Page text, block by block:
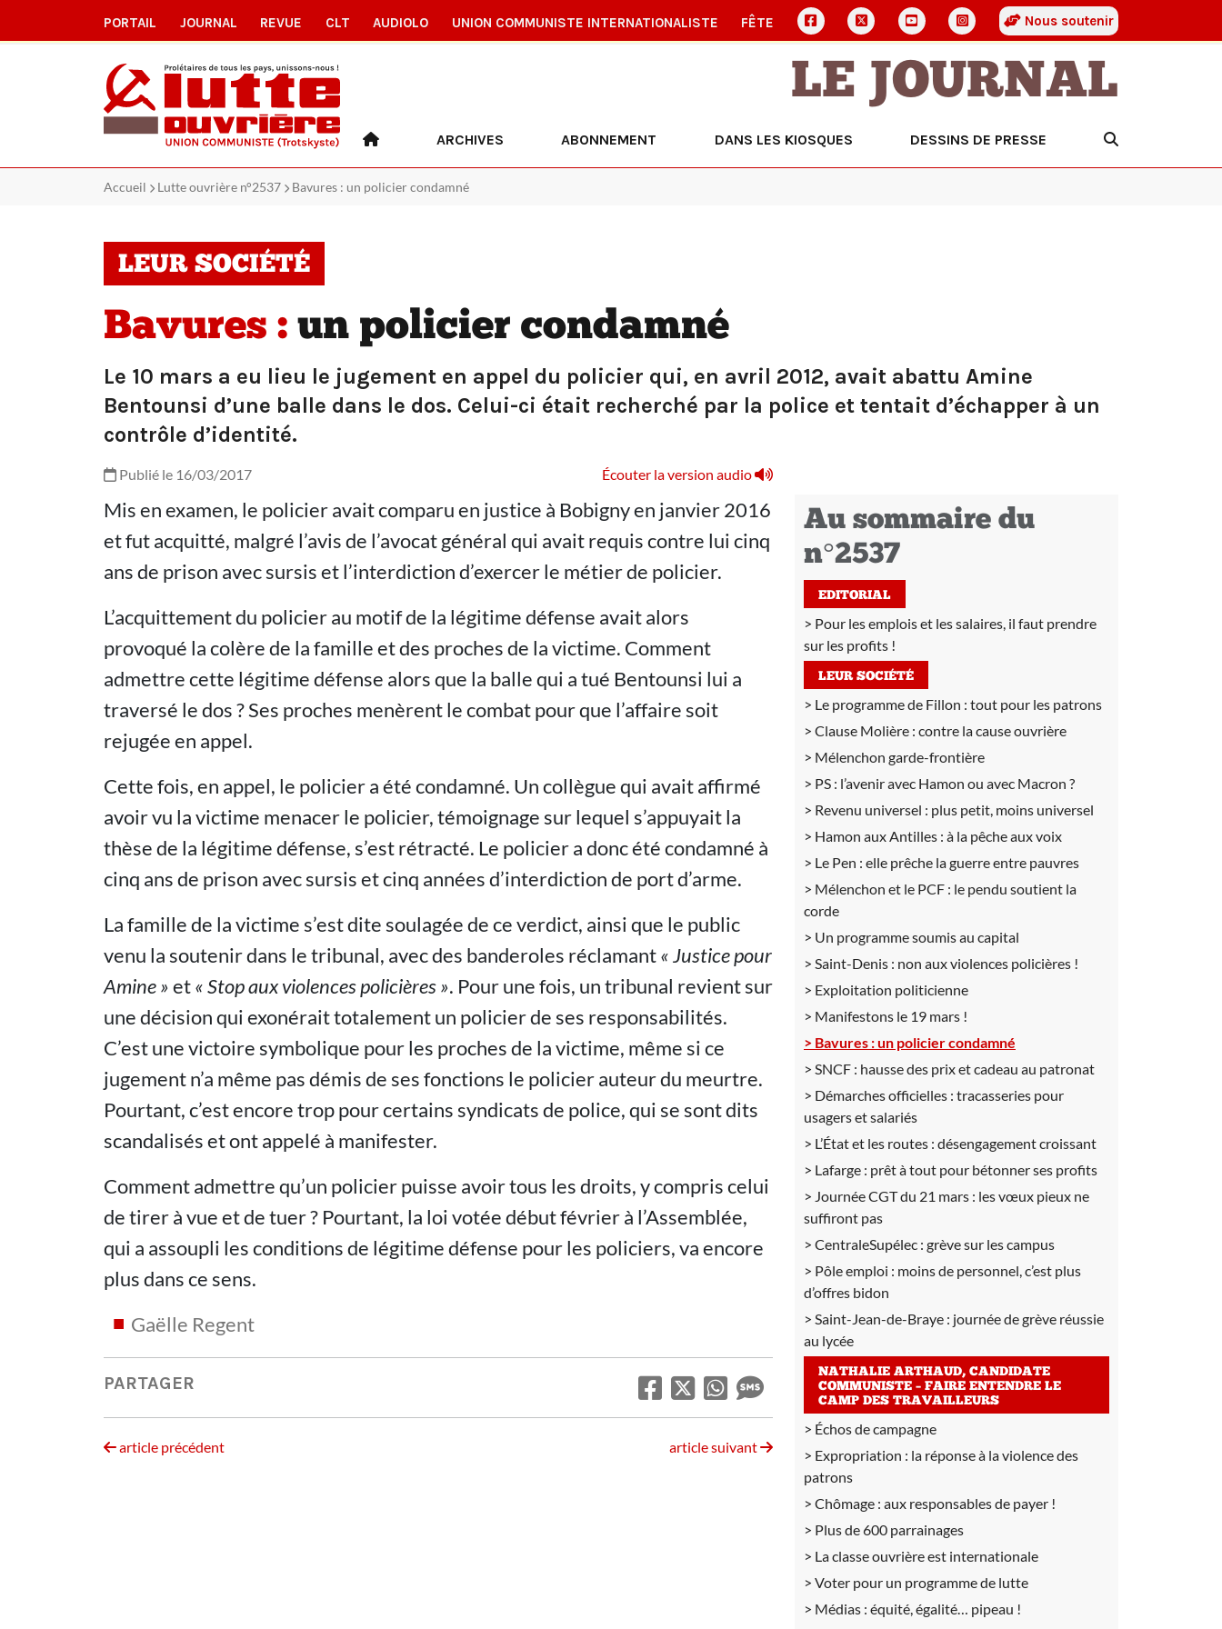
PORTAIL JOURNAL REVUE CLT AUDIOLO UNION COMMUNISTE INTERNATIONALISTE FÊTE Nous soutenir
LE JOURNAL
ARCHIVES ABONNEMENT DANS LES KIOSQUES DESSINS DE PRESSE
Accueil Lutte ouvrière n°2537 Bavures : un policier condamné
LEUR SOCIÉTÉ
Bavures : un policier condamné
Le 10 mars a eu lieu le jugement en appel du policier qui, en avril 2012, avait abattu Amine
Bentounsi d’une balle dans le dos. Celui-ci était recherché par la police et tentait d’échapper à un
contrôle d’identité.
Publié le 16/03/2017 Écouter la version audio
Mis en examen, le policier avait comparu en justice à Bobigny en janvier 2016
et fut acquitté, malgré l’avis de l’avocat général qui avait requis contre lui cinq
ans de prison avec sursis et l’interdiction d’exercer le métier de policier.
L’acquittement du policier au motif de la légitime défense avait alors
provoqué la colère de la famille et des proches de la victime. Comment
admettre cette légitime défense alors que la balle qui a tué Bentounsi lui a
traversé le dos ? Ses proches menèrent le combat pour que l’affaire soit
rejugée en appel.
Cette fois, en appel, le policier a été condamné. Un collègue qui avait affirmé
avoir vu la victime menacer le policier, témoignage sur lequel s’appuyait la
thèse de la légitime défense, s’est rétracté. Le policier a donc été condamné à
cinq ans de prison avec sursis et cinq années d’interdiction de port d’arme.
La famille de la victime s’est dite soulagée de ce verdict, ainsi que le public
venu la soutenir dans le tribunal, avec des banderoles réclamant«Justice pour
Amine»et«Stop aux violences policières». Pour une fois, un tribunal revient sur
une décision qui exonérait totalement un policier de ses responsabilités.
C’est une victoire symbolique pour les proches de la victime, même si ce
jugement n’a même pas démis de ses fonctions le policier auteur du meurtre.
Pourtant, c’est encore trop pour certains syndicats de police, qui se sont dits
scandalisés et ont appelé à manifester.
Comment admettre qu’un policier puisse avoir tous les droits, y compris celui
de tirer à vue et de tuer ? Pourtant, la loi votée début février à l’Assemblée,
qui a assoupli les conditions de légitime défense pour les policiers, va encore
plus dans ce sens.
Gaëlle Regent
PARTAGER
article précédent article suivant
Au sommaire du
n°2537
EDITORIAL
Pour les emplois et les salaires, il faut prendre
sur les profits !
LEUR SOCIÉTÉ
Le programme de Fillon : tout pour les patrons
Clause Molière : contre la cause ouvrière
Mélenchon garde-frontière
PS : l’avenir avec Hamon ou avec Macron ?
Revenu universel : plus petit, moins universel
Hamon aux Antilles : à la pêche aux voix
Le Pen : elle prêche la guerre entre pauvres
Mélenchon et le PCF : le pendu soutient la
corde
Un programme soumis au capital
Saint-Denis : non aux violences policières !
Exploitation politicienne
Manifestons le 19 mars !
Bavures :un policier condamné
SNCF : hausse des prix et cadeau au patronat
Démarches officielles : tracasseries pour
usagers et salariés
L’État et les routes : désengagement croissant
Lafarge : prêt à tout pour bétonner ses profits
Journée CGT du 21 mars : les vœux pieux ne
suffiront pas
CentraleSupélec : grève sur les campus
Pôle emploi : moins de personnel, c’est plus
d’offres bidon
Saint-Jean-de-Braye : journée de grève réussie
au lycée
NATHALIE ARTHAUD, CANDIDATE
COMMUNISTE – FAIRE ENTENDRE LE
CAMP DES TRAVAILLEURS
Échos de campagne
Expropriation : la réponse à la violence des
patrons
Chômage : aux responsables de payer !
Plus de 600 parrainages
La classe ouvrière est internationale
Voter pour un programme de lutte
Médias : équité, égalité… pipeau !